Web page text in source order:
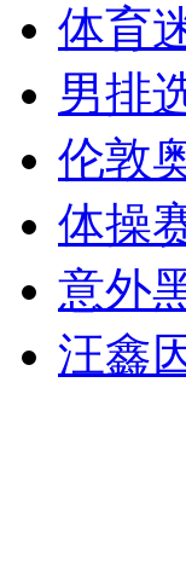
女孩北京地铁
无痛分娩是否
外交部：反对
外交部：有关
体育
男排
伦敦
体操
意外
汪鑫